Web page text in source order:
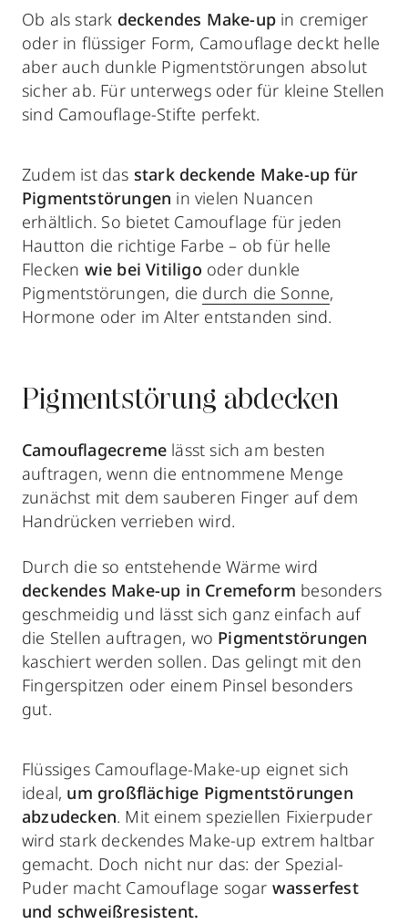
Ob als stark deckendes Make-up in cremiger
oder in flüssiger Form, Camouflage deckt helle
aber auch dunkle Pigmentstörungen absolut
sicher ab. Für unterwegs oder für kleine Stellen
sind Camouflage-Stifte perfekt.
Zudem ist das stark deckende Make-up für
Pigmentstörungen in vielen Nuancen
erhältlich. So bietet Camouflage für jeden
Hautton die richtige Farbe – ob für helle
Flecken wie bei Vitiligo oder dunkle
Pigmentstörungen, die durch die Sonne,
Hormone oder im Alter entstanden sind.
Pigmentstörung abdecken
Camouflagecreme lässt sich am besten
auftragen, wenn die entnommene Menge
zunächst mit dem sauberen Finger auf dem
Handrücken verrieben wird.
Durch die so entstehende Wärme wird
deckendes Make-up in Cremeform besonders
geschmeidig und lässt sich ganz einfach auf
die Stellen auftragen, wo Pigmentstörungen
kaschiert werden sollen. Das gelingt mit den
Fingerspitzen oder einem Pinsel besonders
gut.
Flüssiges Camouflage-Make-up eignet sich
ideal, um großflächige Pigmentstörungen
abzudecken. Mit einem speziellen Fixierpuder
wird stark deckendes Make-up extrem haltbar
gemacht. Doch nicht nur das: der Spezial-
Puder macht Camouflage sogar wasserfest
und schweißresistent.